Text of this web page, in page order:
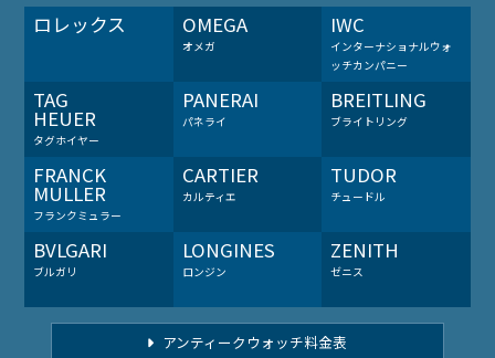
ロレックス OMEGA
オメガ
IWC
インターナショナルウォ
ッチカンパニー
TAG
HEUER
タグホイヤー
PANERAI
パネライ
BREITLING
ブライトリング
FRANCK
MULLER
フランクミュラー
CARTIER
カルティエ
TUDOR
チュードル
BVLGARI
ブルガリ
LONGINES
ロンジン
ZENITH
ゼニス
アンティークウォッチ料金表